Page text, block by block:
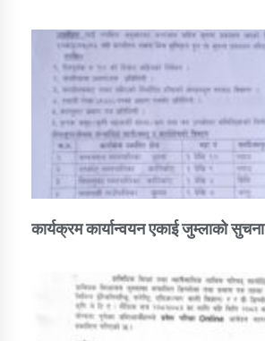
कार्यक्रम कार्यान्वयन एकाई जुम्लाको सुचना